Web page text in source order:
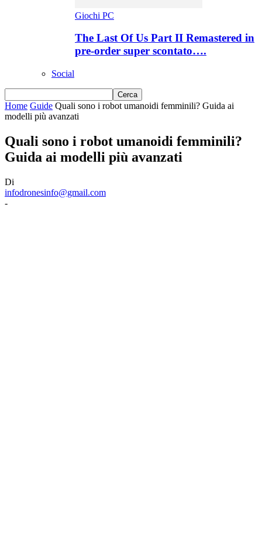
Giochi PC
The Last Of Us Part II Remastered in
pre-order super scontato….
Social
Home Guide Quali sono i robot umanoidi femminili? Guida ai
modelli più avanzati
Quali sono i robot umanoidi femminili?
Guida ai modelli più avanzati
Di
infodronesinfo@gmail.com
-